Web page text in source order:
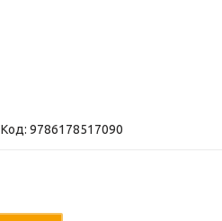
Код: 9786178517090